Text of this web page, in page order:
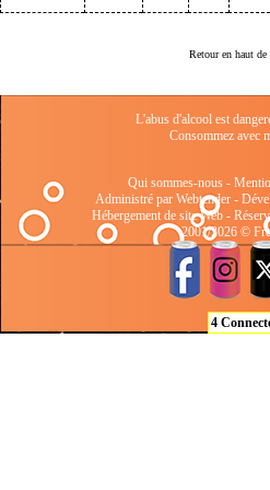
Retour en haut de
L'abus d'alcool est
Consommez avec
Qui sommes-nous-
Administré par Webtender -
Hébergement de site Web-
2001/2026 ©
4